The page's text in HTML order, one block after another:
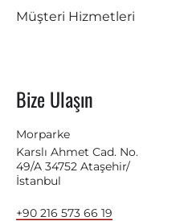
Müşteri Hizmetleri
Bize Ulaşın
Morparke
Karslı Ahmet Cad. No.
49/A 34752 Ataşehir/
İstanbul
+90 216 573 66 19